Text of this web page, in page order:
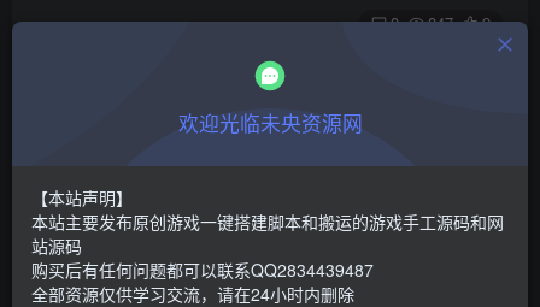
0 847 9
此内容为付费阅读，请付费后查看
9.9
超级会员￥5 至尊会员￥1
欢迎光临未央资源网
【本站声明】
本站主要发布原创游戏一键搭建脚本和搬运的游戏手工源码和网
站源码
购买后有任何问题都可以联系QQ2834439487
全部资源仅供学习交流，请在24小时内删除